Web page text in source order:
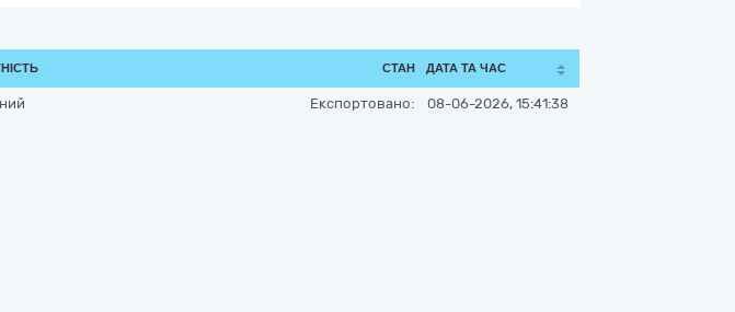
СТАН ДАТА ТА ЧАС
Експортовано: 08-06-2026, 15:41:38